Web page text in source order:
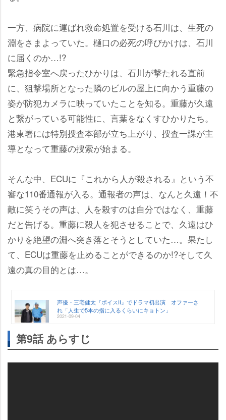
一方、病院に運ばれ救命処置を受ける石川は、生死の
淵をさまよっていた。樋口の必死の呼びかけは、石川
に届くのか…!?
緊急指令室へ戻ったひかりは、石川が撃たれる直前
に、狙撃場所となった隣のビルの屋上に向かう重藤の
姿が防犯カメラに映っていたことを知る。重藤が久遠
と繋がっている可能性に、言葉をなくすひかりたち。
港東署には特別捜査本部が立ち上がり、捜査一課が主
導となって重藤の捜索が始まる。
そんな中、ECUに『これから人が殺される』という不
審な110番通報が入る。通報者の声は、なんと久遠！不
敵に笑うその声は、人を殺すのは自分ではなく、重藤
だと告げる。重藤に殺人を犯させることで、久遠はひ
かりを絶望の淵へ突き落とそうとしていた…。果たし
て、ECUは重藤を止めることができるのか!?そして久
遠の真の目的とは…。
声優・三宅健太『ボイスII』でドラマ初出演 オファーさ
れ「人生で5本の指に入るくらいにキョトン」
2021-09-04
第9話 あらすじ